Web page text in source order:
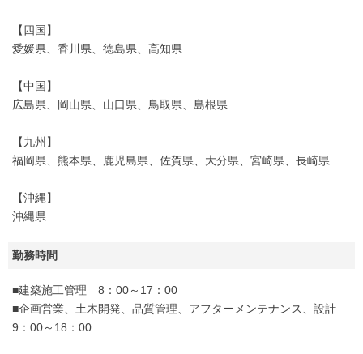
【四国】
愛媛県、香川県、徳島県、高知県
【中国】
広島県、岡山県、山口県、鳥取県、島根県
【九州】
福岡県、熊本県、鹿児島県、佐賀県、大分県、宮崎県、長崎県
【沖縄】
沖縄県
勤務時間
■建築施工管理 8：00～17：00
■企画営業、土木開発、品質管理、アフターメンテナンス、設計
9：00～18：00